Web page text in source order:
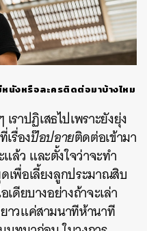
นังหรือละครติดต่อมาบ้างไหม
ราปฏิเสธไปเพราะยังยุ่ง
รื่องป๊อปอายติดต่อเข้ามา
ล้ว และตั้งใจว่าจะทำ
เพื่อเลี้ยงลูกประมาณสิบ
เดียบางอย่างถ้าจะเล่า
าวแค่สามนาทีห้านาที